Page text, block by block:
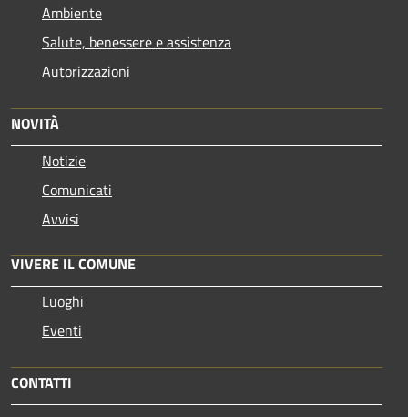
Ambiente
Salute, benessere e assistenza
Autorizzazioni
NOVITÀ
Notizie
Comunicati
Avvisi
VIVERE IL COMUNE
Luoghi
Eventi
CONTATTI